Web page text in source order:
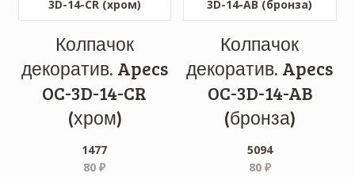
Колпачок
декоратив. Apecs
OC-3D-14-CR
(хром)
1477
80₽
Колпачок
декоратив. Apecs
OC-3D-14-AB
(бронза)
5094
80 ₽